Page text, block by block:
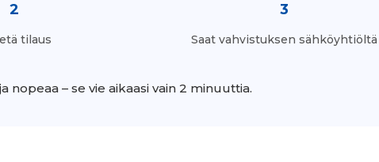
2
tilaus
3
Saat vahvistuksen sähköyhtiöltä
– se vie aikaasi vain 2 minuuttia.